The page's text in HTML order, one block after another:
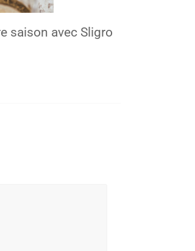
saison avec Sligro